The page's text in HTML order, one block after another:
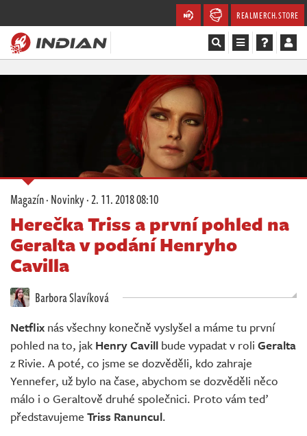
REALMERCH.STORE
Soutěže
Databáze
Komunita
Živě
Magazín·Novinky·2. 11. 2018 08:10
Herečka Triss a první pohled na
Geralta v podání Henryho
Cavilla
Barbora Slavíková
Netflix nás všechny konečně vyslyšel a máme tu první
pohled na to, jak Henry Cavill bude vypadat v roli Geralta
z Rivie. A poté, co jsme se dozvěděli, kdo zahraje
Yennefer, už bylo na čase, abychom se dozvěděli něco
málo i o Geraltově druhé společnici. Proto vám teď
představujeme Triss Ranuncul.